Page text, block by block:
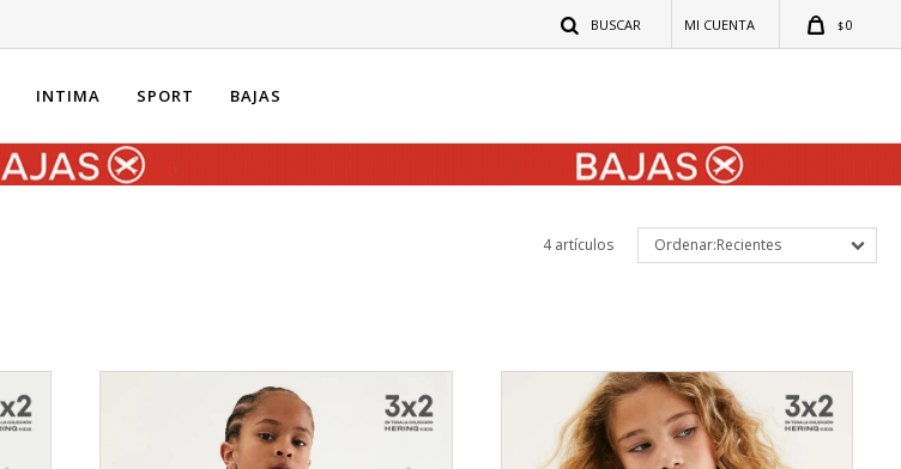
INTIMA SPORT BAJAS
$0
4 artículos Recientes